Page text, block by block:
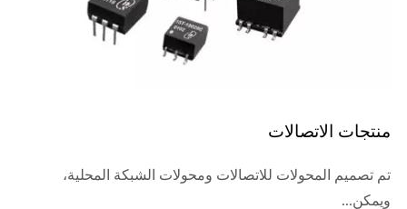
منتجات الاتصالات
تم تصميم المحولات للاتصالات ومحولات الشبكة المحلية،
ويمكن...